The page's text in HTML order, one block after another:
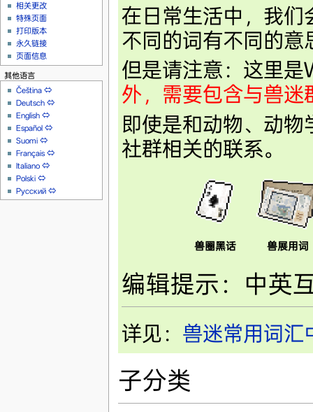
在日常生活中，我们
不同的词有不同的意
但是请注意：这里是
外，需要包含与兽迷
即使是和动物、动
社群相关的联系。
兽圈黑话 兽展用词
编辑提示：中英
详见： 兽迷常用词汇
子分类
相关更改
特殊页面
打印版本
永久链接
页面信息
其他语言
Čeština ⇔
Deutsch ⇔
English ⇔
Español ⇔
Suomi ⇔
Français ⇔
Italiano ⇔
Polski ⇔
Русский ⇔